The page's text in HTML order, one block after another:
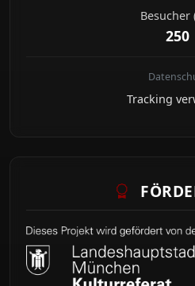
Besucher
250
Tracking